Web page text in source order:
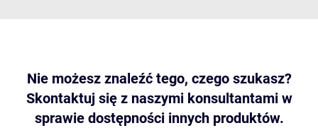
Nie możesz znaleźć tego, czego szukasz?
Skontaktuj się z naszymi konsultantami w
sprawie dostępności innych produktów.